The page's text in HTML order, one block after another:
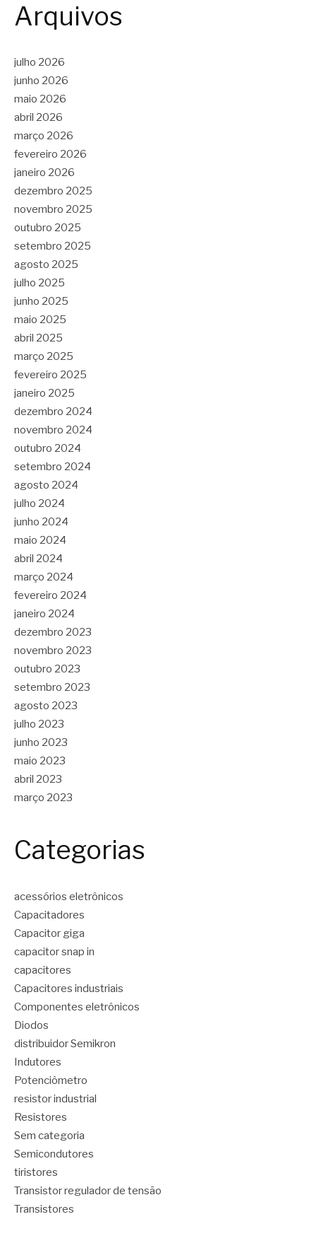
Arquivos
julho 2026
junho 2026
maio 2026
abril 2026
março 2026
fevereiro 2026
janeiro 2026
dezembro 2025
novembro 2025
outubro 2025
setembro 2025
agosto 2025
julho 2025
junho 2025
maio 2025
abril 2025
março 2025
fevereiro 2025
janeiro 2025
dezembro 2024
novembro 2024
outubro 2024
setembro 2024
agosto 2024
julho 2024
junho 2024
maio 2024
abril 2024
março 2024
fevereiro 2024
janeiro 2024
dezembro 2023
novembro 2023
outubro 2023
setembro 2023
agosto 2023
julho 2023
junho 2023
maio 2023
abril 2023
março 2023
Categorias
acessórios eletrônicos
Capacitadores
Capacitor giga
capacitor snap in
capacitores
Capacitores industriais
Componentes eletrônicos
Diodos
distribuidor Semikron
Indutores
Potenciômetro
resistor industrial
Resistores
Sem categoria
Semicondutores
tiristores
Transistor regulador de tensão
Transistores